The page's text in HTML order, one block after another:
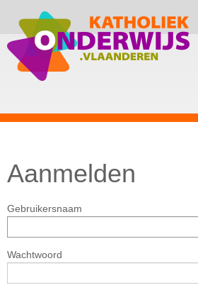
Aanmelden
Gebruikersnaam
Wachtwoord